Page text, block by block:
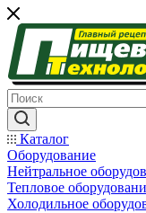
Каталог
Оборудование
Нейтральное
Тепловое
Холодильное